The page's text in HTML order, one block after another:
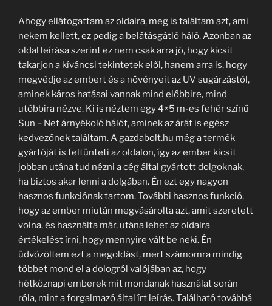
Ahogy ellátogattam az oldalra, meg is találtam azt, ami
nekem kellett, ez pedig a belátásgátló háló. Azonban az
oldal leírása szerint ez nem csak arra jó, hogy kicsit
takarjon a kíváncsi tekintetek elől, hanem arra is, hogy
megvédje az embert és a növényeit az UV sugárzástól,
aminek káros hatásai vannak mind előbbire, mind
utóbbira nézve. Ki is néztem egy 4×5 m-es fehér színű
Sun – Net árnyékoló hálót, aminek az árát is egész
kedvezőnek találtam. A gazdabolt.hu még a termék
gyártóját is feltünteti az oldalon, így az ember kicsit
jobban utána tud nézni a cég által gyártott dolgoknak,
ha biztos akar lenni a dolgában. Én ezt egy nagyon
hasznos funkciónak tartom. További hasznos funkció,
hogy az ember miután megvásárolta azt, amit szeretett
volna, és használta már, utána lehet az oldalra
értékelést írni, hogy mennyire vált be neki. Én
üdvözöltem ezt a megoldást, mert számomra mindig
többet mond el a dologról valójában az, hogy
hétköznapi emberek mit mondanak használat során
róla, mint a forgalmazó által írt leírás. Található továbbá